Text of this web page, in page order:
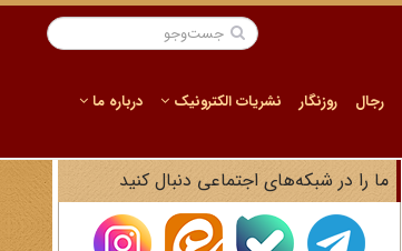
رجال روزنگار نشریات الکترونیک درباره ما
ما را در شبکه‌های اجتماعی دنبال کنید